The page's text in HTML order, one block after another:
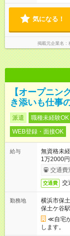
気になる！
掲載元企業名
【オープニン
き添いも仕事
派遣 職種未経験OK
WEB登録・面接OK
給与
無資格未
1万2000
交通費
交通費 交
勤務地
横浜市保
保土ケ谷駅
≪自宅
します。